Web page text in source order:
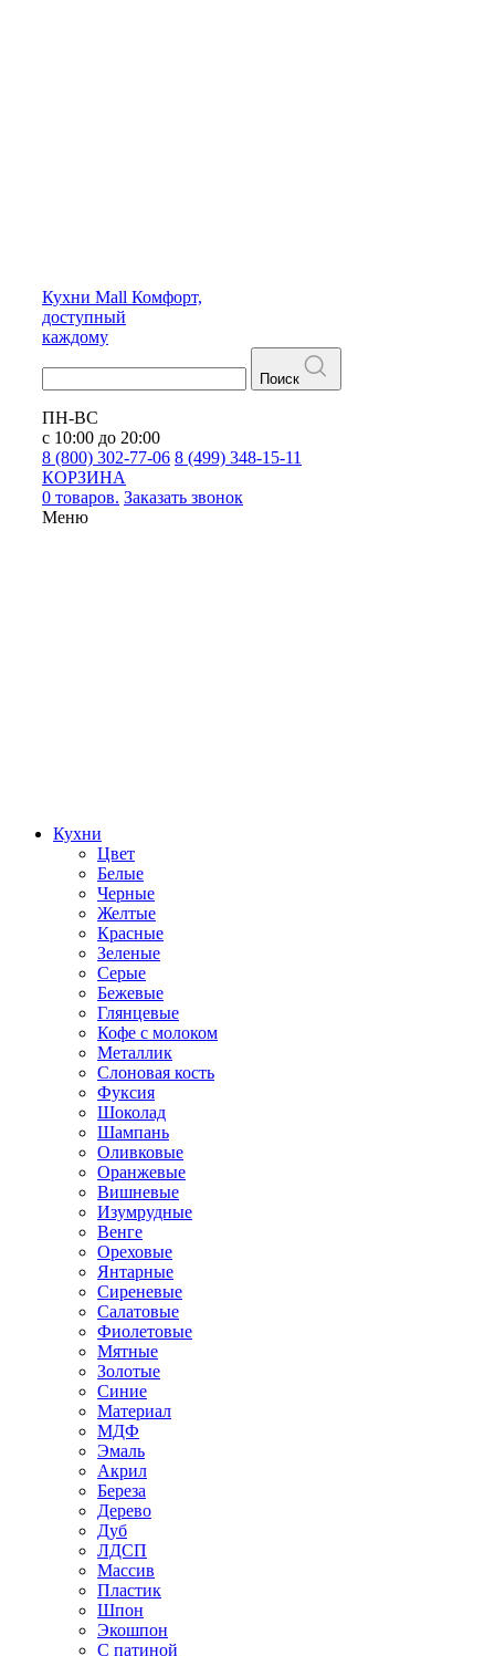
Кухни Mall Комфорт,
доступный
каждому
Поиск
ПН-ВС
с 10:00 до 20:00
8 (800) 302-77-06 8 (499) 348-15-11
КОРЗИНА
0 товаров. Заказать звонок
Меню
Кухни
Цвет
Белые
Черные
Желтые
Красные
Зеленые
Серые
Бежевые
Глянцевые
Кофе с молоком
Металлик
Слоновая кость
Фуксия
Шоколад
Шампань
Оливковые
Оранжевые
Вишневые
Изумрудные
Венге
Ореховые
Янтарные
Сиреневые
Салатовые
Фиолетовые
Мятные
Золотые
Синие
Материал
МДФ
Эмаль
Акрил
Береза
Дерево
Дуб
ЛДСП
Массив
Пластик
Шпон
Экошпон
С патиной